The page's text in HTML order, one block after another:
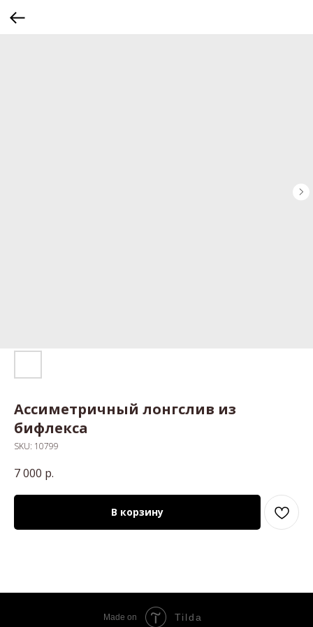
Ассиметричный лонгслив из
бифлекса
SKU: 10799
7 000 р.
В корзину
Made on Tilda